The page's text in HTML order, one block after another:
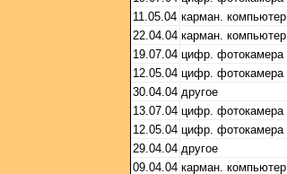
11.05.04 карман. компьютер
22.04.04 карман. компьютер
19.07.04 цифр. фотокамера
12.05.04 цифр. фотокамера
30.04.04 другое
13.07.04 цифр. фотокамера
12.05.04 цифр. фотокамера
29.04.04 другое
09.04.04 карман. компьютер